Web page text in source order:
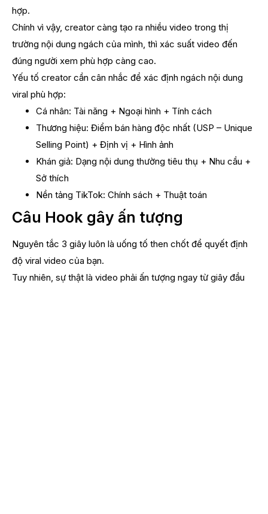
hợp.
Chính vì vậy, creator càng tạo ra nhiều video trong thị
trường nội dung ngách của mình, thì xác suất video đến
đúng người xem phù hợp càng cao.
Yếu tố creator cần cân nhắc để xác định ngách nội dung
viral phù hợp:
Cá nhân: Tài năng + Ngoại hình + Tính cách
Thương hiệu: Điểm bán hàng độc nhất (USP – Unique
Selling Point) + Định vị + Hình ảnh
Khán giả: Dạng nội dung thường tiêu thụ + Nhu cầu +
Sở thích
Nền tảng TikTok: Chính sách + Thuật toán
Câu Hook gây ấn tượng
Nguyên tắc 3 giây luôn là uống tố then chốt để quyết định
độ viral video của bạn.
Tuy nhiên, sự thật là video phải ấn tượng ngay từ giây đầu